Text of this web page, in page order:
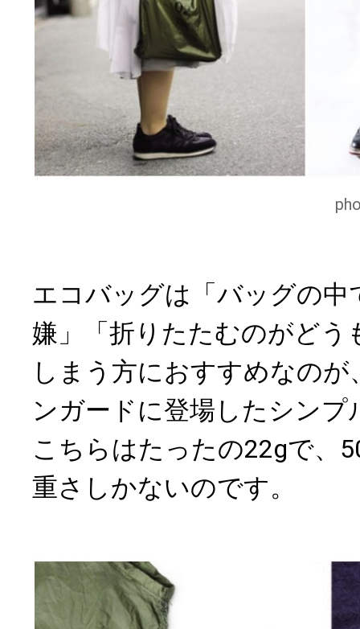
エコバッグは「バッグの中
嫌」「折りたたむのがどう
しまう方におすすめなの
ンガードに登場したシン
こちらはたったの22gで、
重さしかないのです。